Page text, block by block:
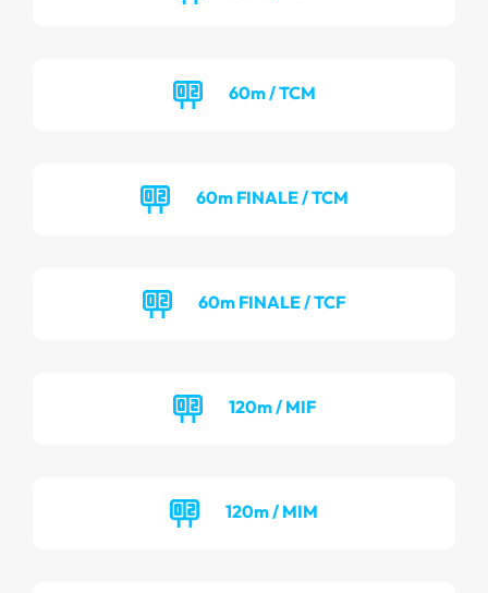
60m / TCM
60m FINALE / TCM
60m FINALE / TCF
120m / MIF
120m / MIM